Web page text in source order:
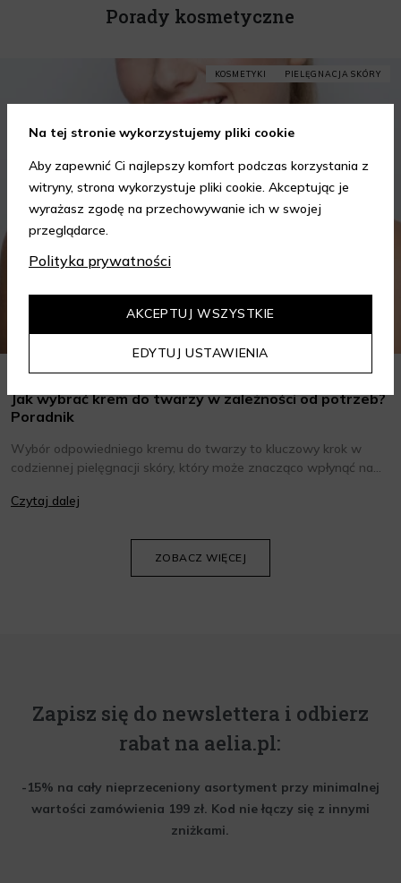
Porady kosmetyczne
KOSMETYKI PIELĘGNACJA SKÓRY
Jak wybrać krem do twarzy w zależności od potrzeb?
Poradnik
Wybór odpowiedniego kremu do twarzy to kluczowy krok w
codziennej pielęgnacji skóry, który może znacząco wpłynąć na
oraz wiedzieć, jak dopasować je do potrzeb własnej skóry.
Czytaj dalej
ZOBACZ WIĘCEJ
Zapisz się do newslettera i odbierz
rabat na aelia.pl:
-15% na cały nieprzeceniony asortyment przy minimalnej
wartości zamówienia 199 zł. Kod nie łączy się z innymi
zniżkami.
Na tej stronie wykorzystujemy pliki cookie
Aby zapewnić Ci najlepszy komfort podczas korzystania z
witryny, strona wykorzystuje pliki cookie. Akceptując je
wyrażasz zgodę na przechowywanie ich w swojej
przeglądarce.
Polityka prywatności
EDYTUJ USTAWIENIA
AKCEPTUJ WSZYSTKIE